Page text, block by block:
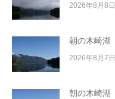
2026年8月8日
朝の木崎湖
2026年8月7日
朝の木崎湖